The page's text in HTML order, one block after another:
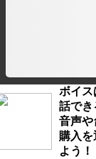
ボイス
話でき
音声や
購入
よう！